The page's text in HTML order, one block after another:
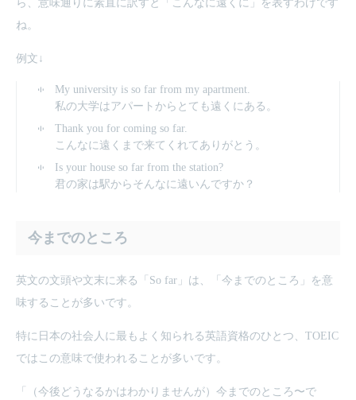
ら、意味通りに素直に訳すと「こんなに遠くに」を表すわけです
ね。
例文↓
My university is so far from my apartment.
私の大学はアパートからとても遠くにある。
Thank you for coming so far.
こんなに遠くまで来てくれてありがとう。
Is your house so far from the station?
君の家は駅からそんなに遠いんですか？
今までのところ
英文の文頭や文末に来る「So far」は、「今までのところ」を意
味することが多いです。
特に日本の社会人に最もよく知られる英語資格のひとつ、TOEIC
ではこの意味で使われることが多いです。
「（今後どうなるかはわかりませんが）今までのところ〜で